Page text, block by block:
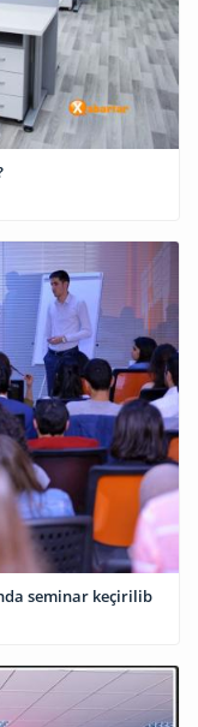
“Daxili Motivasiya -3D Səyahət” mövzusunda seminar keçirilib